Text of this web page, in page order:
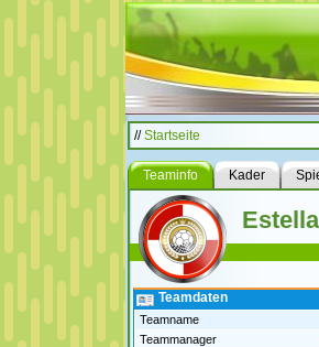
//Startseite
Teaminfo Kader
Teamdaten
Teamname
Teammanager